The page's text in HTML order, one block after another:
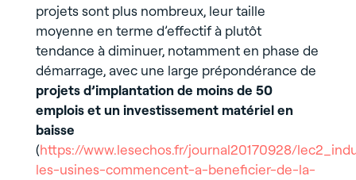
projets sont plus nombreux, leur taille
moyenne en terme d’effectif à plutôt
tendance à diminuer, notamment en phase de
démarrage, avec une large prépondérance de
projets d’implantation de moins de 50
emplois et un investissement matériel en
baisse
(https://www.lesechos.fr/journal20170928/
les-usines-commencent-a-beneficier-de-la-